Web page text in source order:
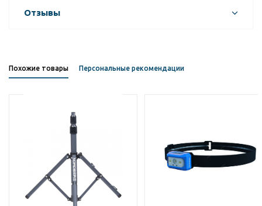
Отзывы
Похожие товары Персональные рекомендации